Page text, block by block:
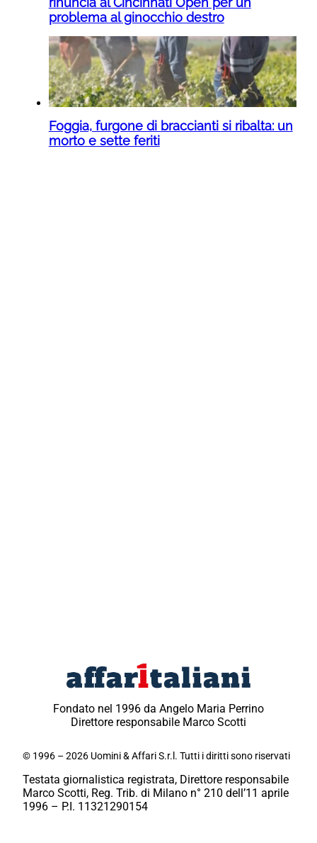
problema al ginocchio destro
Foggia, furgone di braccianti si ribalta: un
morto e sette feriti
Fondato nel 1996 da Angelo Maria Perrino
Direttore responsabile Marco Scotti
© 1996 – 2026 Uomini & Affari S.r.l. Tutti i diritti sono riservati
Testata giornalistica registrata, Direttore responsabile
Marco Scotti, Reg. Trib. di Milano n° 210 dell’11 aprile
1996 – P.I. 11321290154